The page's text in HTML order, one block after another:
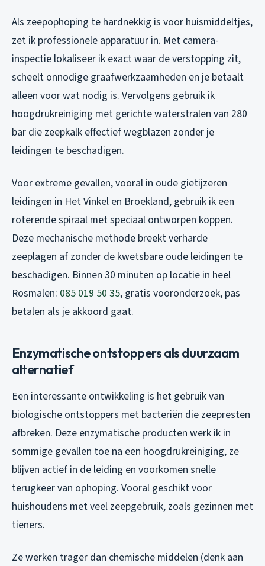
Als zeepophoping te hardnekkig is voor huismiddeltjes,
zet ik professionele apparatuur in. Met camera-
inspectie lokaliseer ik exact waar de verstopping zit,
scheelt onnodige graafwerkzaamheden en je betaalt
alleen voor wat nodig is. Vervolgens gebruik ik
hoogdrukreiniging met gerichte waterstralen van 280
bar die zeepkalk effectief wegblazen zonder je
leidingen te beschadigen.
Voor extreme gevallen, vooral in oude gietijzeren
leidingen in Het Vinkel en Broekland, gebruik ik een
roterende spiraal met speciaal ontworpen koppen.
Deze mechanische methode breekt verharde
zeeplagen af zonder de kwetsbare oude leidingen te
beschadigen. Binnen 30 minuten op locatie in heel
Rosmalen: 085 019 50 35, gratis vooronderzoek, pas
betalen als je akkoord gaat.
Enzymatische ontstoppers als duurzaam
alternatief
Een interessante ontwikkeling is het gebruik van
biologische ontstoppers met bacteriën die zeepresten
afbreken. Deze enzymatische producten werk ik in
sommige gevallen toe na een hoogdrukreiniging, ze
blijven actief in de leiding en voorkomen snelle
terugkeer van ophoping. Vooral geschikt voor
huishoudens met veel zeepgebruik, zoals gezinnen met
tieners.
Ze werken trager dan chemische middelen (denk aan